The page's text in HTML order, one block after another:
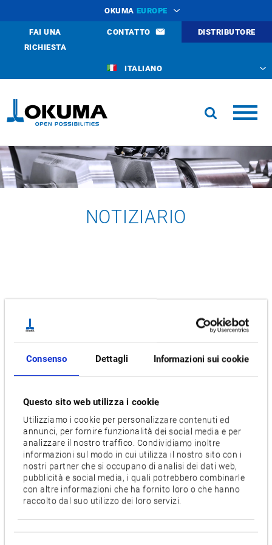
Consenso Dettagli Informazioni sui cookie
Questo sito web utilizza i cookie
Utilizziamo i cookie per personalizzare contenuti ed
annunci, per fornire funzionalità dei social media e per
analizzare il nostro traffico. Condividiamo inoltre
informazioni sul modo in cui utilizza il nostro sito con i
nostri partner che si occupano di analisi dei dati web,
pubblicità e social media, i quali potrebbero combinarle
con altre informazioni che ha fornito loro o che hanno
raccolto dal suo utilizzo dei loro servizi.
OKUMA EUROPE
FAI UNA
RICHIESTA
CONTATTO DISTRIBUTORE
ITALIANO
NOTIZIARIO